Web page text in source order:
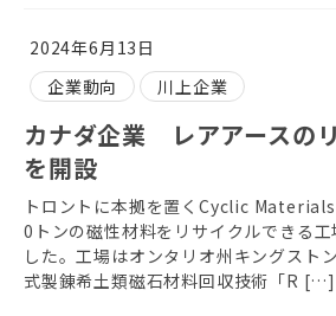
2024年6月13日
企業動向
川上企業
カナダ企業 レアアースの
を開設
トロントに本拠を置くCyclic
0トンの磁性材料をリサイクルできる
した。工場はオンタリオ州キングスト
式製錬希土類磁石材料回収技術「R […]